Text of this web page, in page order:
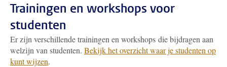
Trainingen en workshops voor
studenten
Er zijn verschillende trainingen en workshops die bijdragen aan
welzijn van studenten. Bekijk het overzicht waar je studenten op
kunt wijzen.